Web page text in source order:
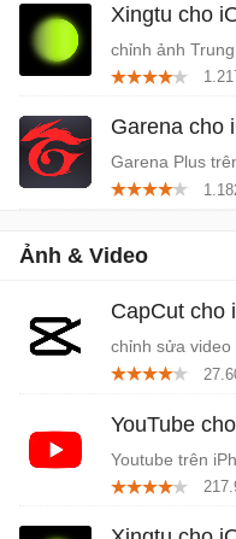
Xingtu cho
chỉnh ảnh
Garena cho
Garena Plus
Ảnh & Video
CapCut cho
chỉnh sửa video
YouTube
Youtube trên